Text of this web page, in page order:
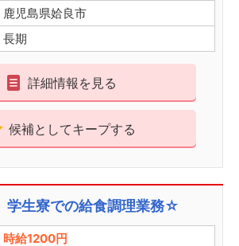
鹿児島県姶良市
長期
詳細情報を見る
候補としてキープする
学生寮での給食調理業務☆
時給1200円